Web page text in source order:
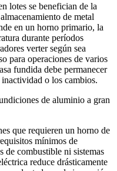
lotes se benefician de la
de metal
en un horno primario, la
durante períodos
verter según sea
para operaciones de varios
fundida debe permanecer
o los cambios.
de aluminio a gran
que requieren un horno de
mínimos de
de combustible ni sistemas
reduce drásticamente